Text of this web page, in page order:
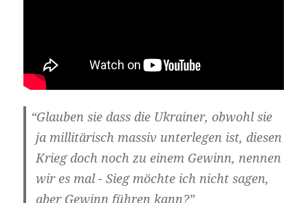
“Glau­ben sie dass die Ukrai­ner, obwohl sie
ja mil­li­tä­risch mas­siv unter­le­gen ist, die­sen
Krieg doch noch zu einem Gewinn, nen­nen
wir es mal - Sieg möch­te ich nicht sagen,
aber Gewinn füh­ren kann?”